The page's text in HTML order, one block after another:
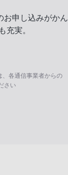
お申し込みがかん
充実。
各通信事業者からの
さい